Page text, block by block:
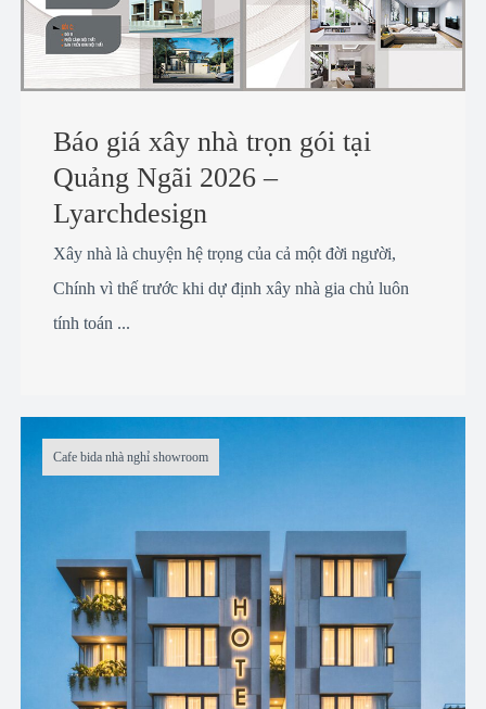
Báo giá xây nhà trọn gói tại
Quảng Ngãi 2026 –
Lyarchdesign
Xây nhà là chuyện hệ trọng của cả một đời người,
Chính vì thế trước khi dự định xây nhà gia chủ luôn
tính toán ...
Cafe bida nhà nghỉ showroom